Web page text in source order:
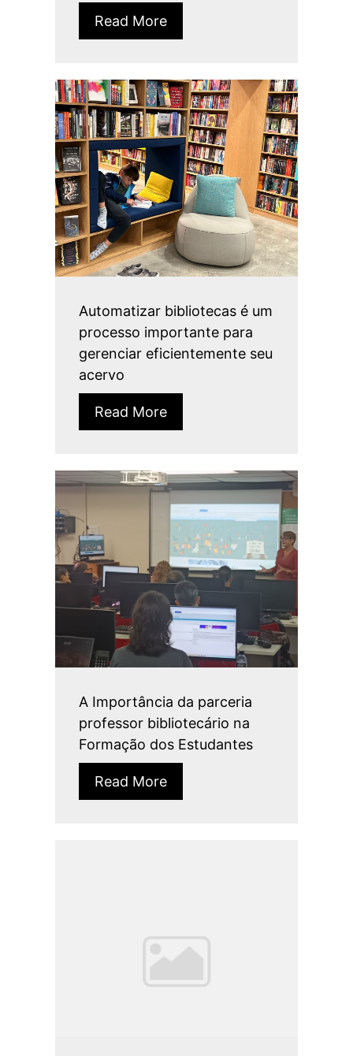
Read More
Automatizar bibliotecas é um
processo importante para
gerenciar eficientemente seu
acervo
Read More
A Importância da parceria
professor bibliotecário na
Formação dos Estudantes
Read More